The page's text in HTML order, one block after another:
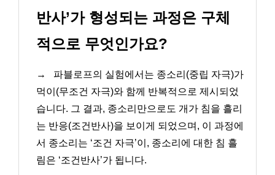
반사’가 형성되는 과정은 구체
적으로 무엇인가요?
→
파블로프의 실험에서는 종소리(중립 자극)가
먹이(무조건 자극)와 함께 반복적으로 제시되었
습니다. 그 결과, 종소리만으로도 개가 침을 흘리
는 반응(조건반사)을 보이게 되었으며, 이 과정에
서 종소리는 ‘조건 자극’이, 종소리에 대한 침 흘
림은 ‘조건반사’가 됩니다.